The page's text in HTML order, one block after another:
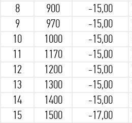
8
900 -15,00
9
970 -15,00
10
1000 -15,00
11
1170 -15,00
12
1200 -15,00
13
1300 -15,00
14
1400 -15,00
15
1500 -17,00